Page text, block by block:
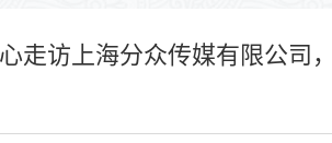
走访上海分众传媒有限公司